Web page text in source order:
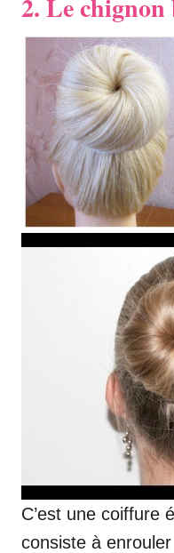
2. Le chignon
C’est une coiffure
consiste à